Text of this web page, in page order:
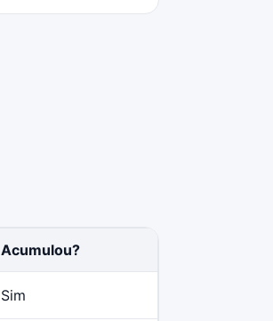
Acumulou?
Sim